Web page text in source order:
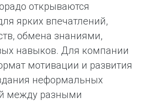
открываются
ярких впечатлений,
обмена знаниями,
навыков. Для компании
мотивации и развития
неформальных
между разными